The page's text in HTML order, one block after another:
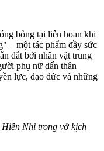
bỏng tại liên hoan khi
– một tác phẩm đầy sức
dắt bởi nhân vật trung
phụ nữ dấn thân
lực, đạo đức và những
Nhi trong vở kịch